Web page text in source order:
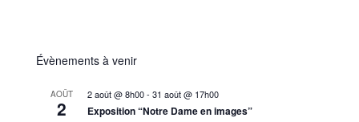
Évènements à venir
AOÛT
2
2 août @ 8h00- 31 août @ 17h00
Exposition “Notre Dame en images”